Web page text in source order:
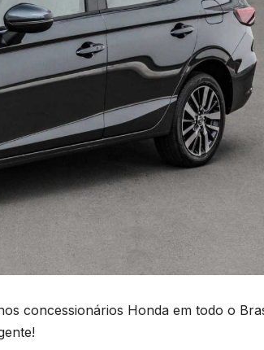
concessionários Honda em todo o